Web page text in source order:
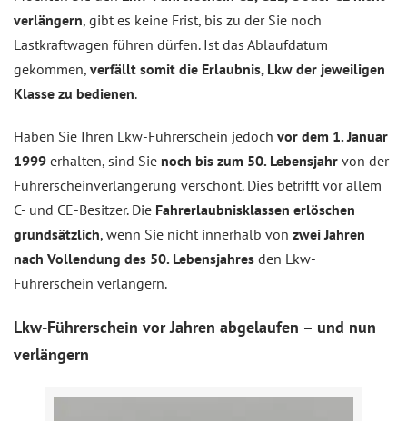
verlängern, gibt es keine Frist, bis zu der Sie noch
Lastkraftwagen führen dürfen. Ist das Ablaufdatum
gekommen, verfällt somit die Erlaubnis, Lkw der jeweiligen
Klasse zu bedienen.
Haben Sie Ihren Lkw-Führerschein jedoch vor dem 1. Januar
1999 erhalten, sind Sie noch bis zum 50. Lebensjahr von der
Führerscheinverlängerung verschont. Dies betrifft vor allem
C- und CE-Besitzer. Die Fahrerlaubnisklassen erlöschen
grundsätzlich, wenn Sie nicht innerhalb von zwei Jahren
nach Vollendung des 50. Lebensjahres den Lkw-
Führerschein verlängern.
Lkw-Führerschein vor Jahren abgelaufen – und nun
verlängern